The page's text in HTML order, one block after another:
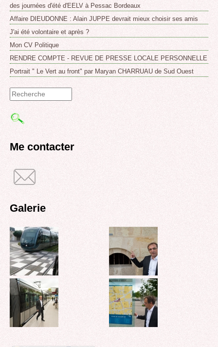
des journées d'été d'EELV à Pessac Bordeaux
Affaire DIEUDONNE : Alain JUPPE devrait mieux choisir ses amis
J'ai été volontaire et après ?
Mon CV Politique
RENDRE COMPTE - REVUE DE PRESSE LOCALE PERSONNELLE
Portrait " Le Vert au front" par Maryan CHARRUAU de Sud Ouest
de
recherche
Me contacter
Galerie